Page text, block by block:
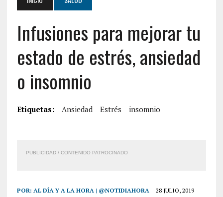
Infusiones para mejorar tu
estado de estrés, ansiedad
o insomnio
Etiquetas: Ansiedad Estrés insomnio
PUBLICIDAD / CONTENIDO PATROCINADO
POR: AL DÍA Y A LA HORA | @NOTIDIAHORA 28 JULIO, 2019